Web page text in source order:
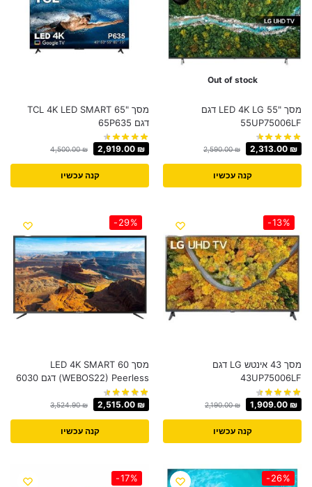
Out of stock
מסך "55 LED 4K LG דגם
55UP75006LF
2,590.00₪ 2,313.00 ₪
קנה עכשיו
מסך "65 TCL 4K LED SMART
דגם 65P635
4,500.00₪ 2,919.00 ₪
קנה עכשיו
-13%
מסך 43 אינטש LG דגם
43UP75006LF
2,190.00₪ 1,909.00 ₪
קנה עכשיו
-29%
מסך 60 LED 4K SMART
(WEBOS22) Peerless דגם 6030
3,524.90₪ 2,515.00 ₪
קנה עכשיו
-26%
-17%